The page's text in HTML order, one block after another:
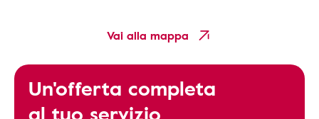
Vai alla mappa
Un'offerta completa